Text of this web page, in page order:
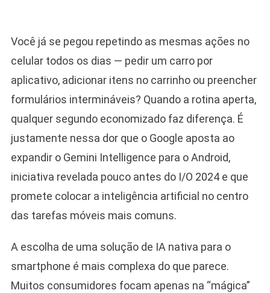
Você já se pegou repetindo as mesmas ações no
celular todos os dias — pedir um carro por
aplicativo, adicionar itens no carrinho ou preencher
formulários intermináveis? Quando a rotina aperta,
qualquer segundo economizado faz diferença. É
justamente nessa dor que o Google aposta ao
expandir o Gemini Intelligence para o Android,
iniciativa revelada pouco antes do I/O 2024 e que
promete colocar a inteligência artificial no centro
das tarefas móveis mais comuns.
A escolha de uma solução de IA nativa para o
smartphone é mais complexa do que parece.
Muitos consumidores focam apenas na “mágica”